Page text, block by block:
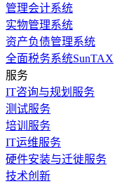
管理会计系统
实物管理系统
资产负债管理系统
全面税务系统SunTAX
服务
IT咨询与规划服务
测试服务
培训服务
IT运维服务
硬件安装与迁徙服务
技术创新